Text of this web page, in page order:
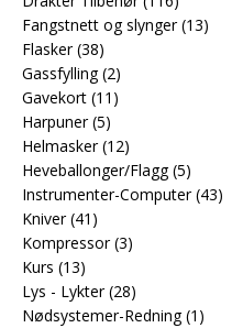
Fangstnett og slynger (13)
Flasker (38)
Gassfylling (2)
Gavekort (11)
Harpuner (5)
Helmasker (12)
Heveballonger/Flagg (5)
Instrumenter-Computer (43)
Kniver (41)
Kompressor (3)
Kurs (13)
Lys - Lykter (28)
Nødsystemer-Redning (1)